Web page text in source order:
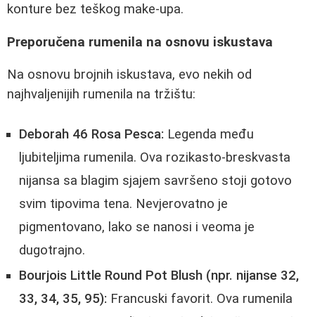
konture bez teškog make-upa.
Preporučena rumenila na osnovu iskustava
Na osnovu brojnih iskustava, evo nekih od
najhvaljenijih rumenila na tržištu:
Deborah 46 Rosa Pesca: Legenda među
ljubiteljima rumenila. Ova rozikasto-breskvasta
nijansa sa blagim sjajem savršeno stoji gotovo
svim tipovima tena. Nevjerovatno je
pigmentovano, lako se nanosi i veoma je
dugotrajno.
Bourjois Little Round Pot Blush (npr. nijanse 32,
33, 34, 35, 95): Francuski favorit. Ova rumenila